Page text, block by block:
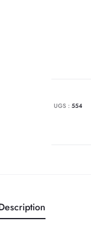
UGS : 554